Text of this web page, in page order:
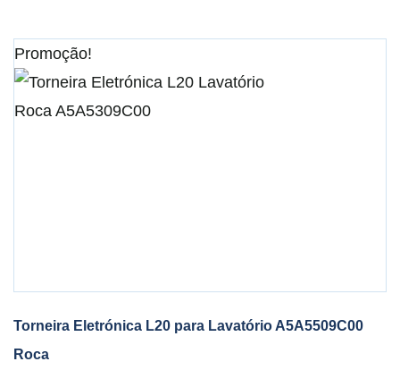
Promoção!
Torneira Eletrónica L20 para Lavatório A5A5509C00
Roca